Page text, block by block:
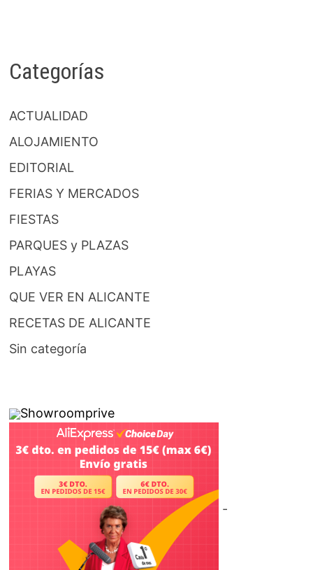
Categorías
ACTUALIDAD
ALOJAMIENTO
EDITORIAL
FERIAS Y MERCADOS
FIESTAS
PARQUES y PLAZAS
PLAYAS
QUE VER EN ALICANTE
RECETAS DE ALICANTE
Sin categoría
Showroomprive
-